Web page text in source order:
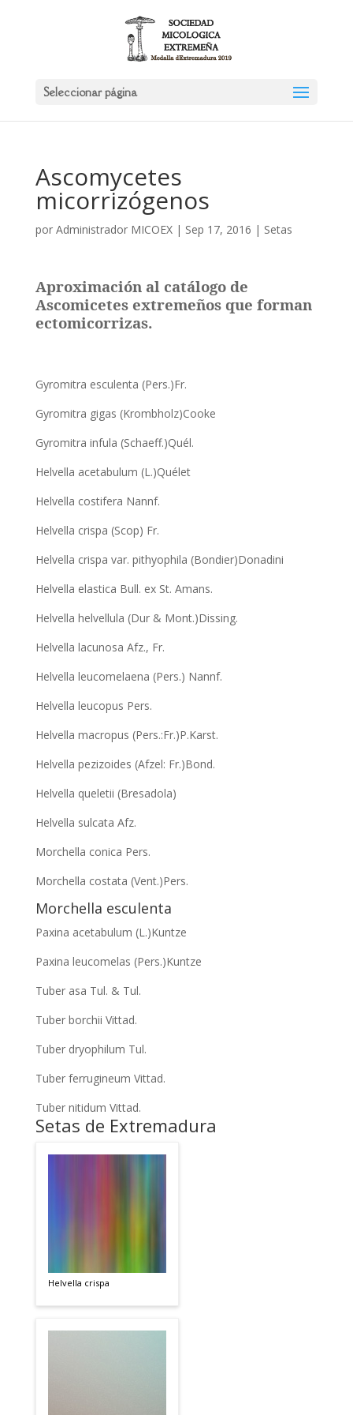
Seleccionar página
Ascomycetes
micorrizógenos
por Administrador MICOEX| Sep 17, 2016 | Setas
Aproximación al catálogo de
Ascomicetes extremeños que forman
ectomicorrizas.
Gyromitra esculenta (Pers.)Fr.
Gyromitra gigas (Krombholz)Cooke
Gyromitra infula (Schaeff.)Quél.
Helvella acetabulum (L.)Quélet
Helvella costifera Nannf.
Helvella crispa (Scop) Fr.
Helvella crispa var. pithyophila (Bondier)Donadini
Helvella elastica Bull. ex St. Amans.
Helvella helvellula (Dur & Mont.)Dissing.
Helvella lacunosa Afz., Fr.
Helvella leucomelaena (Pers.) Nannf.
Helvella leucopus Pers.
Helvella macropus (Pers.:Fr.)P.Karst.
Helvella pezizoides (Afzel: Fr.)Bond.
Helvella queletii (Bresadola)
Helvella sulcata Afz.
Morchella conica Pers.
Morchella costata (Vent.)Pers.
Morchella esculenta
Paxina acetabulum (L.)Kuntze
Paxina leucomelas (Pers.)Kuntze
Tuber asa Tul. & Tul.
Tuber borchii Vittad.
Tuber dryophilum Tul.
Tuber ferrugineum Vittad.
Tuber nitidum Vittad.
Setas de Extremadura
Helvella crispa